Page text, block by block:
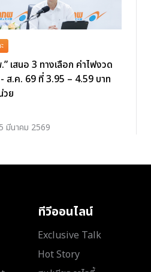
เสนอ 3 ทางเลือก ค่าไฟงวด
ส.ค. 69 ที่ 3.95 – 4.59 บาท
วย
มีนาคม 2569
ทีวีออนไลน์
Exclusive Talk
Hot Story